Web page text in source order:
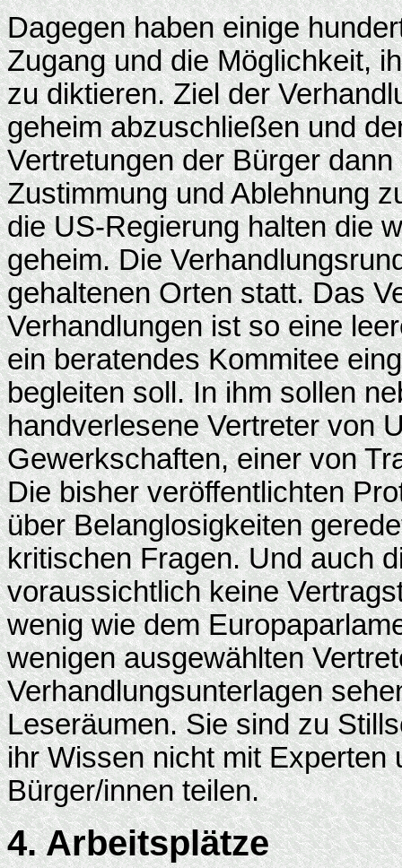
Dagegen haben einige
Zugang und die Möglichkeit,
zu diktieren. Ziel der
geheim abzuschließen und
Vertretungen der Bürger
Zustimmung und Ablehnung
die US-Regierung halten die
geheim. Die
gehaltenen Orten statt. Das
Verhandlungen ist so eine
ein beratendes Kommitee
begleiten soll. In ihm sollen
handverlesene Vertreter von
Gewerkschaften, einer von
Die bisher veröffentlichten
über Belanglosigkeiten
kritischen Fragen. Und auch
voraussichtlich keine
wenig wie dem
wenigen ausgewählten
Verhandlungsunterlagen
Leseräumen. Sie sind zu
ihr Wissen nicht mit Experten
Bürger/innen teilen.
4. Arbeitsplätze